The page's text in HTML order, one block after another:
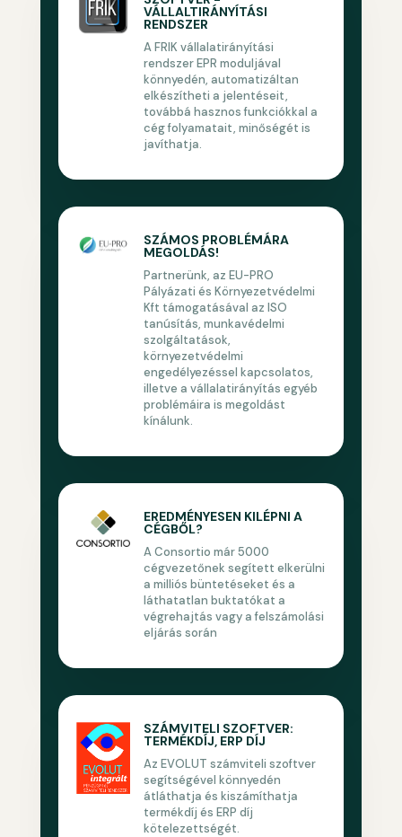
VÁLLALTIRÁNYÍTÁSI
RENDSZER
A FRIK vállalatirányítási
rendszer EPR moduljával
könnyedén, automatizáltan
elkészítheti a jelentéseit,
továbbá hasznos funkciókkal a
cég folyamatait, minőségét is
javíthatja.
SZÁMOS PROBLÉMÁRA
MEGOLDÁS!
Partnerünk, az EU-PRO
Pályázati és Környezetvédelmi
Kft támogatásával az ISO
tanúsítás, munkavédelmi
szolgáltatások,
környezetvédelmi
engedélyezéssel kapcsolatos,
illetve a vállalatirányítás egyéb
problémáira is megoldást
kínálunk.
EREDMÉNYESEN KILÉPNI A
CÉGBŐL?
A Consortio már 5000
cégvezetőnek segített elkerülni
a milliós büntetéseket és a
láthatatlan buktatókat a
végrehajtás vagy a felszámolási
eljárás során
SZÁMVITELI SZOFTVER:
TERMÉKDÍJ, ERP DÍJ
Az EVOLUT számviteli szoftver
segítségével könnyedén
átláthatja és kiszámíthatja
termékdíj és ERP díj
kötelezettségét.